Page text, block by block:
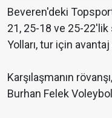
Beveren'deki
21, 25-18 ve 25-
Yolları, tur için
Karşılaşmanın
Burhan Felek